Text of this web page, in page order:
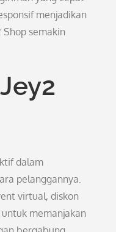
menjadikan
Shop semakin
dalam
pelanggannya.
virtual, diskon
memanjakan